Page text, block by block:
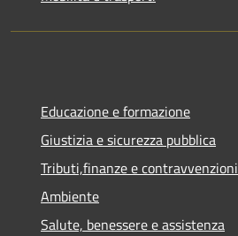
Educazione e formazione
Giustizia e sicurezza pubblica
Tributi,finanze e contravvenzioni
Ambiente
Salute, benessere e assistenza